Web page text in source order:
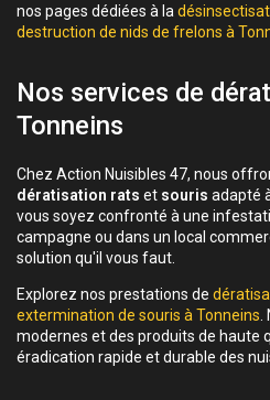
nos pages dédiées à la
destruction de nids de frelons à
Nos services de
Tonneins
Chez Action Nuisibles 47, nous
dératisation rats et souris adapté
vous soyez confronté à une
campagne ou dans un local
solution qu'il vous faut.
Explorez nos prestations de
extermination de souris à Tonneins
modernes et des produits de haute
éradication rapide et durable des